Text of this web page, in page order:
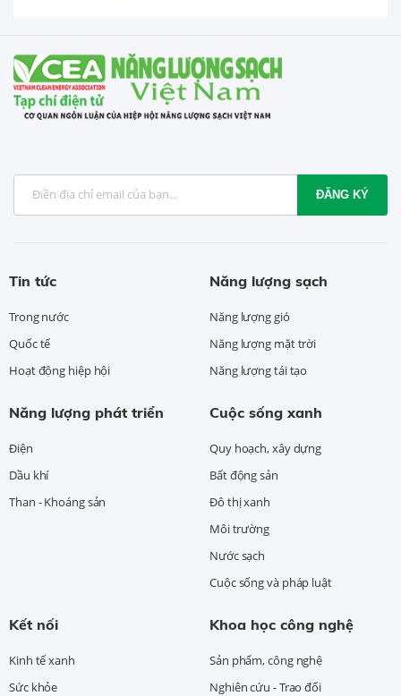
ĐĂNG KÝ
Tin tức
Trong nước
Quốc tế
Hoạt động hiệp hội
Năng lượng sạch
Năng lượng gió
Năng lượng mặt trời
Năng lượng tái tạo
Năng lượng phát triển
Điện
Dầu khí
Than - Khoáng sản
Cuộc sống xanh
Quy hoạch, xây dựng
Bất động sản
Đô thị xanh
Môi trường
Nước sạch
Cuộc sống và pháp luật
Kết nối
Kinh tế xanh
Sức khỏe
Khoa học công nghệ
Sản phẩm, công nghệ
Nghiên cứu - Trao đổi